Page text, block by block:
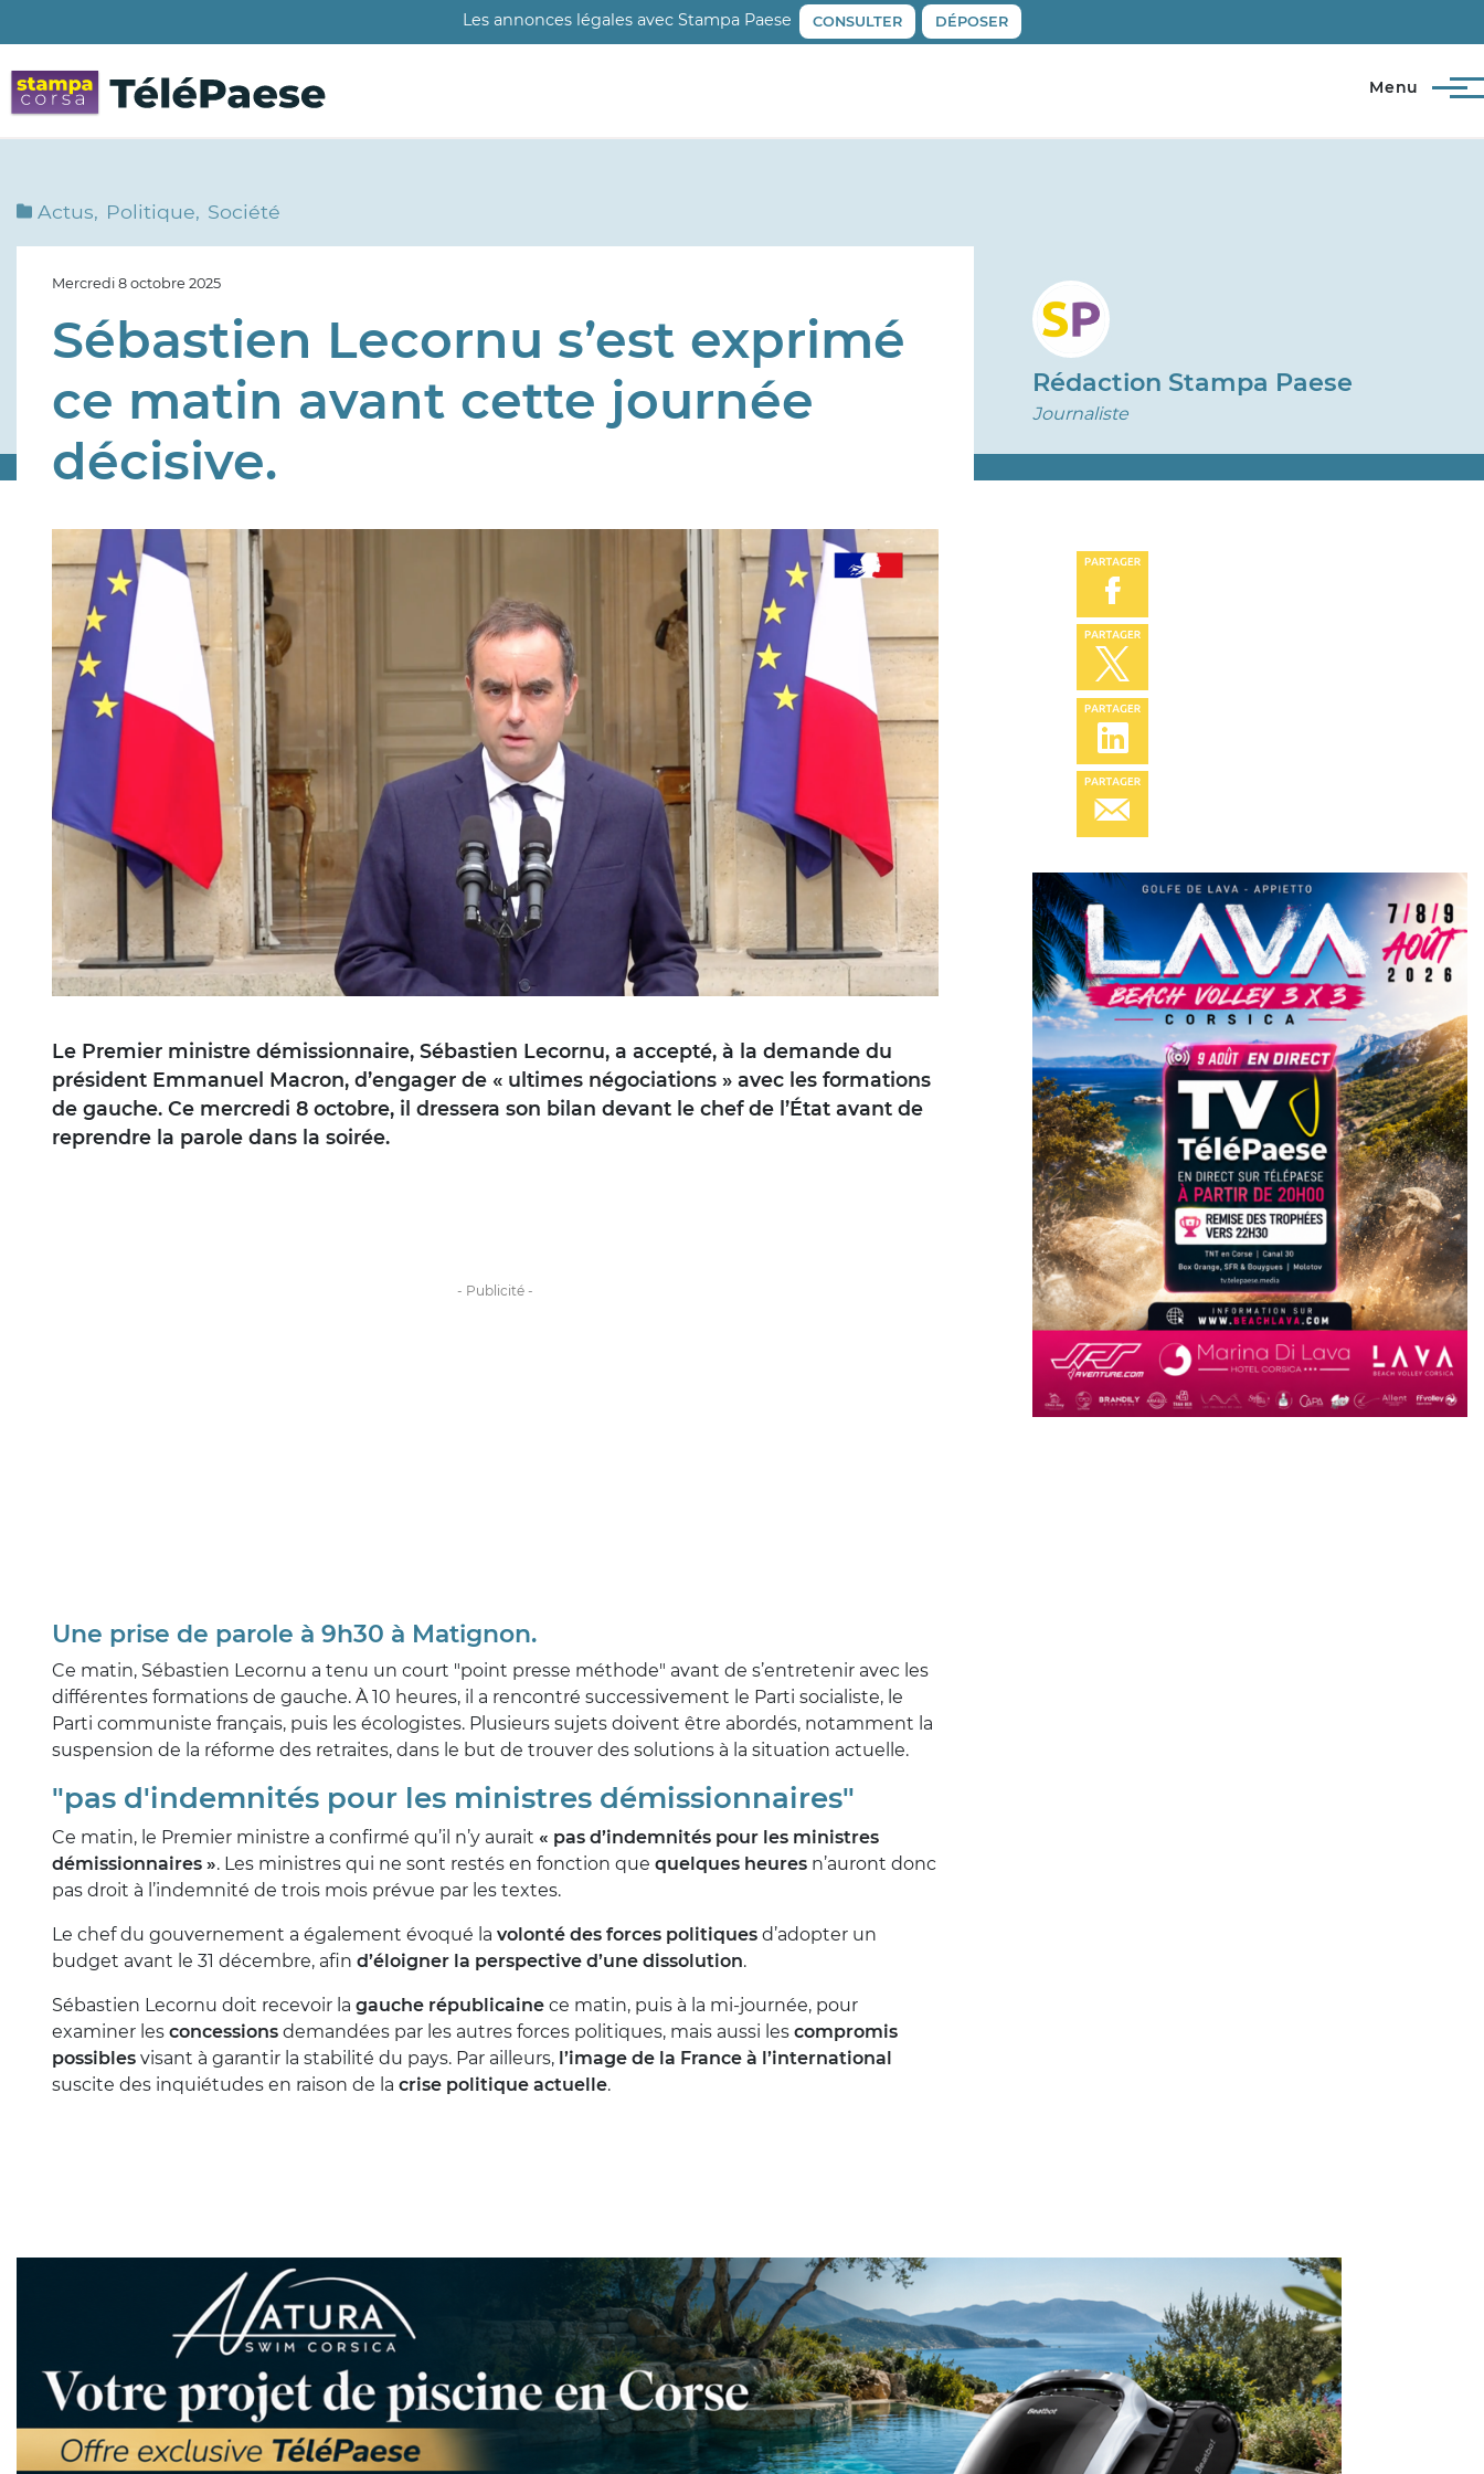
au
contenu
principal
Les annonces légales avec Stampa Paese CONSULTER DÉPOSER
Menu
Actus Politique Société
Mercredi 8 octobre 2025
Sébastien Lecornu s’est exprimé
ce matin avant cette journée
décisive.
Image
Le Premier ministre démissionnaire, Sébastien Lecornu, a accepté, à la demande du
président Emmanuel Macron, d’engager de « ultimes négociations » avec les formations
de gauche. Ce mercredi 8 octobre, il dressera son bilan devant le chef de l’État avant de
reprendre la parole dans la soirée.
Une prise de parole à 9h30 à Matignon.
Ce matin, Sébastien Lecornu a tenu un court "point presse méthode" avant de s’entretenir avec les
différentes formations de gauche. À 10 heures, il a rencontré successivement le Parti socialiste, le
Parti communiste français, puis les écologistes. Plusieurs sujets doivent être abordés, notamment la
suspension de la réforme des retraites, dans le but de trouver des solutions à la situation actuelle.
"pas d'indemnités pour les ministres démissionnaires"
Ce matin, le Premier ministre a confirmé qu’il n’y aurait « pas d’indemnités pour les ministres
démissionnaires ». Les ministres qui ne sont restés en fonction que quelques heures n’auront donc
pas droit à l’indemnité de trois mois prévue par les textes.
Le chef du gouvernement a également évoqué la volonté des forces politiques d’adopter un
budget avant le 31 décembre, afin d’éloigner la perspective d’une dissolution.
Sébastien Lecornu doit recevoir la gauche républicaine ce matin, puis à la mi-journée, pour
examiner les concessions demandées par les autres forces politiques, mais aussi les compromis
possibles visant à garantir la stabilité du pays. Par ailleurs, l’image de la France à l’international
suscite des inquiétudes en raison de la crise politique actuelle.
Rédaction Stampa Paese
Journaliste